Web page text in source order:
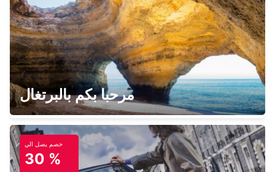
KIRISHIMA - JAPAN
YEOSU EXPO STATION
YEOSU - KOREA(SOUTH)
مرحبا بكم بالبرتغال
خصم يصل الي
30 %